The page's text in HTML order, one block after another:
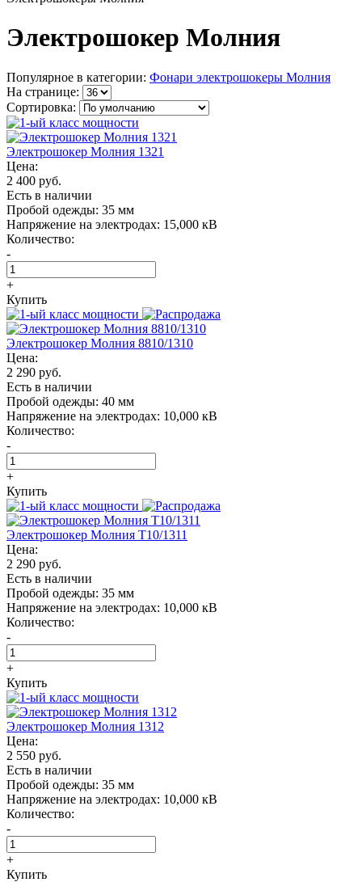
Электрошокер Молния
Популярное в категории: Фонари электрошокеры Молния
На странице:
Сортировка:
Электрошокер Молния 1321
Цена:
2 400 руб.
Есть в наличии
Пробой одежды: 35 мм
Напряжение на электродах: 15,000 кВ
Количество:
-
+
Купить
Электрошокер Молния 8810/1310
Цена:
2 290 руб.
Есть в наличии
Пробой одежды: 40 мм
Напряжение на электродах: 10,000 кВ
Количество:
-
+
Купить
Электрошокер Молния T10/1311
Цена:
2 290 руб.
Есть в наличии
Пробой одежды: 35 мм
Напряжение на электродах: 10,000 кВ
Количество:
-
+
Купить
Электрошокер Молния 1312
Цена:
2 550 руб.
Есть в наличии
Пробой одежды: 35 мм
Напряжение на электродах: 10,000 кВ
Количество:
-
+
Купить